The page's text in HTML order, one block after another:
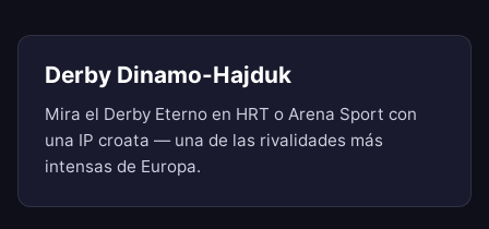
Derby Dinamo-Hajduk
Mira el Derby Eterno en HRT o Arena Sport con
una IP croata — una de las rivalidades más
intensas de Europa.